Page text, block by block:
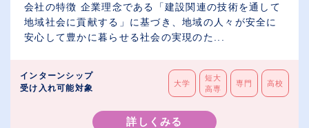
会社の特徴 企業理念である「建設関連の技術を通して
地域社会に貢献する」に基づき、地域の人々が安全に
安心して豊かに暮らせる社会の実現のた...
インターンシップ
受け入れ可能対象
大学
短大
高専
専門 高校
詳しくみる